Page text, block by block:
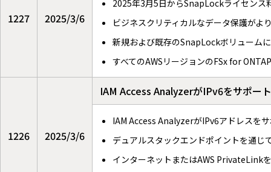
1227 2025/3/6
2025年3月5日からSnapLockライセンス
ビジネスクリティカルなデータ保護がよ
新規および既存のSnapLockボリューム
すべてのAWSリージョンのFSx for
1226 2025/3/6
IAM Access AnalyzerがIPv6をサポー
IAM Access AnalyzerがIPv6アドレスを
デュアルスタックエンドポイントを通じ
インターネットまたはAWS PrivateLink